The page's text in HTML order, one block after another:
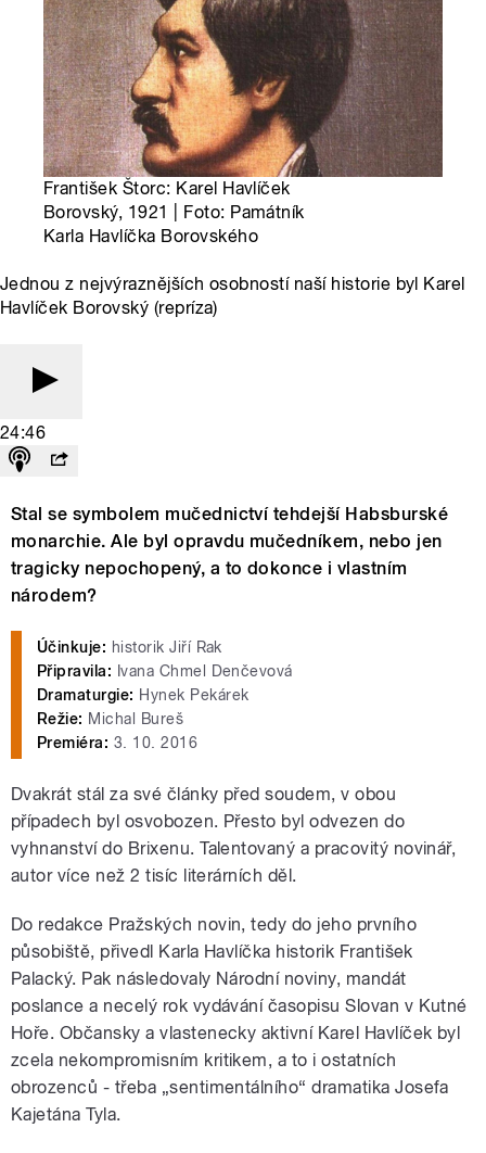
František Štorc: Karel Havlíček
Borovský, 1921 | Foto: Památník
Karla Havlíčka Borovského
Jednou z nejvýraznějších osobností naší historie byl Karel
Havlíček Borovský (repríza)
24:46
Stal se symbolem mučednictví tehdejší Habsburské
monarchie. Ale byl opravdu mučedníkem, nebo jen
tragicky nepochopený, a to dokonce i vlastním
národem?
Účinkuje: historik Jiří Rak
Připravila: Ivana Chmel Denčevová
Dramaturgie: Hynek Pekárek
Režie: Michal Bureš
Premiéra: 3. 10. 2016
Dvakrát stál za své články před soudem, v obou
případech byl osvobozen. Přesto byl odvezen do
vyhnanství do Brixenu. Talentovaný a pracovitý novinář,
autor více než 2 tisíc literárních děl.
Do redakce Pražských novin, tedy do jeho prvního
působiště, přivedl Karla Havlíčka historik František
Palacký. Pak následovaly Národní noviny, mandát
poslance a necelý rok vydávání časopisu Slovan v Kutné
Hoře. Občansky a vlastenecky aktivní Karel Havlíček byl
zcela nekompromisním kritikem, a to i ostatních
obrozenců - třeba „sentimentálního“ dramatika Josefa
Kajetána Tyla.